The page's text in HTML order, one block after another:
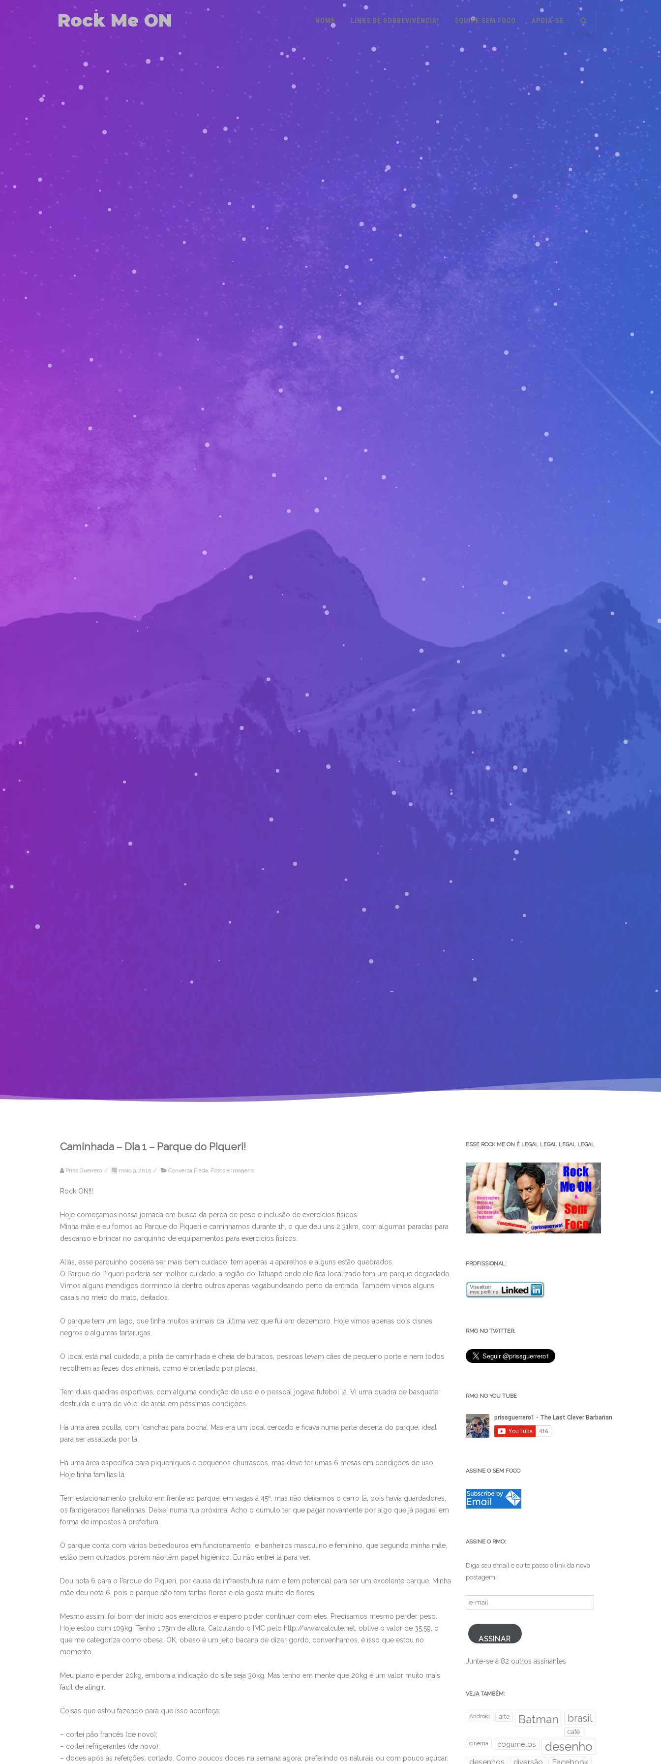
Rock Me ON HOME LINKS DE SOBREVIVÊNCIA! EQUIPE SEM FOCO APOIA-SE
Caminhada – Dia 1 – Parque do Piqueri!
Priss Guerrero / maio 9, 2015 / Conversa Fiada, Fotos e Imagens
Rock ON!!!
Hoje começamos nossa jornada em busca da perda de peso e inclusão de exercícios físicos.
Minha mãe e eu fomos ao Parque do Piqueri e caminhamos durante 1h, o que deu uns 2,31km, com algumas paradas para
descanso e brincar no parquinho de equipamentos para exercícios físicos.
Aliás, esse parquinho poderia ser mais bem cuidado. tem apenas 4 aparelhos e alguns estão quebrados.
O Parque do Piqueri poderia ser melhor cuidado, a região do Tatuapé onde ele fica localizado tem um parque degradado.
Vimos alguns mendigos dormindo lá dentro outros apenas vagabundeando perto da entrada. Também vimos alguns
casais no meio do mato, deitados.
O parque tem um lago, que tinha muitos animais da última vez que fui em dezembro. Hoje vimos apenas dois cisnes
negros e algumas tartarugas.
O local está mal cuidado, a pista de caminhada é cheia de buracos, pessoas levam cães de pequeno porte e nem todos
recolhem as fezes dos animais, como é orientado por placas.
Tem duas quadras esportivas, com alguma condição de uso e o pessoal jogava futebol lá. Vi uma quadra de basquete
destruída e uma de vôlei de areia em péssimas condições.
Há uma área oculta, com ‘canchas para bocha’. Mas era um local cercado e ficava numa parte deserta do parque, ideal
para ser assaltada por lá.
Há uma área específica para piqueniques e pequenos churrascos, mas deve ter umas 6 mesas em condições de uso.
Hoje tinha famílias lá.
Tem estacionamento gratuito em frente ao parque, em vagas à 45º, mas não deixamos o carro lá, pois havia guardadores,
os famigerados flanelinhas. Deixei numa rua próxima. Acho o cúmulo ter que pagar novamente por algo que já paguei em
forma de impostos à prefeitura.
O parque conta com vários bebedouros em funcionamento e banheiros masculino e feminino, que segundo minha mãe,
estão bem cuidados, porém não têm papel higiênico. Eu não entrei lá para ver.
Dou nota 6 para o Parque do Piqueri, por causa da infraestrutura ruim e tem potencial para ser um excelente parque. Minha
mãe deu nota 6, pois o parque não tem tantas flores e ela gosta muito de flores.
Mesmo assim, foi bom dar início aos exercícios e espero poder continuar com eles. Precisamos mesmo perder peso.
Hoje estou com 109kg. Tenho 1,75m de altura. Calculando o IMC pelo http://www.calcule.net, obtive o valor de 35,59, o
que me categoriza como obesa. OK, obeso é um jeito bacana de dizer gordo, convenhamos, é isso que estou no
momento.
Meu plano é perder 20kg, embora a indicação do site seja 30kg. Mas tenho em mente que 20kg é um valor muito mais
fácil de atingir.
Coisas que estou fazendo para que isso aconteça:
– cortei pão francês (de novo);
– cortei refrigerantes (de novo);
– doces após às refeições: cortado. Como poucos doces na semana agora, preferindo os naturais ou com pouco açúcar;
ESSE ROCK ME ON É LEGAL LEGAL LEGAL LEGAL
PROFISSIONAL:
RMO NO TWITTER:
RMO NO YOU TUBE
ASSINE O SEM FOCO
ASSINE O RMO:
Diga seu email e eu te passo o link da nova
postagem!
e-
mail
ASSINAR
Junte-se a 82 outros assinantes
VEJA TAMBÉM:
Android arte Batman brasil
café
cinema cogumelos desenho
desenhos diversão Facebook